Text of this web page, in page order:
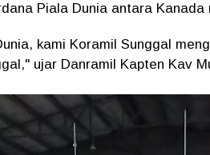
Piala Dunia antara Kanada
kami Koramil Sunggal
ujar Danramil Kapten Kav